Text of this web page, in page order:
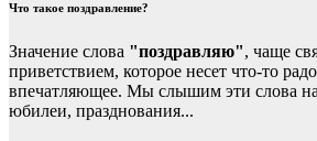
Что такое поздравление?
Значение слова "поздравляю", чаще
приветствием, которое несет что-то
впечатляющее. Мы слышим эти слова
юбилеи, празднования...